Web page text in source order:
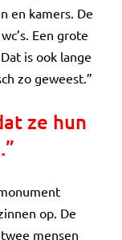
en kamers. De
Een grote
is ook lange
zo geweest.”
ze hun
op. De
mensen